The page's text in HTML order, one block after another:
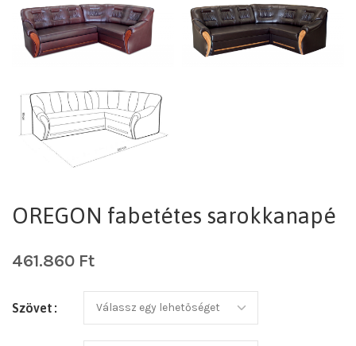
OREGON fabetétes sarokkanapé
461.860 Ft
Szövet